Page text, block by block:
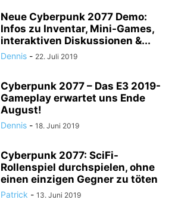
Neue Cyberpunk 2077 Demo:
Infos zu Inventar, Mini-Games,
interaktiven Diskussionen &...
Dennis - 22. Juli 2019
Cyberpunk 2077 – Das E3 2019-
Gameplay erwartet uns Ende
August!
Dennis - 18. Juni 2019
Cyberpunk 2077: SciFi-
Rollenspiel durchspielen, ohne
einen einzigen Gegner zu töten
Patrick - 13. Juni 2019